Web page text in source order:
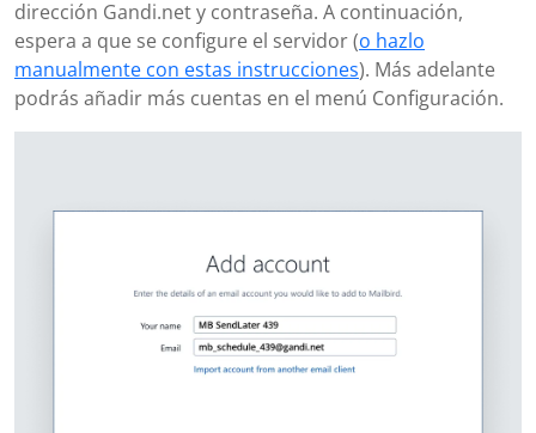
dirección Gandi.net y contraseña. A continuación,
espera a que se configure el servidor (o hazlo
manualmente con estas instrucciones). Más adelante
podrás añadir más cuentas en el menú Configuración.